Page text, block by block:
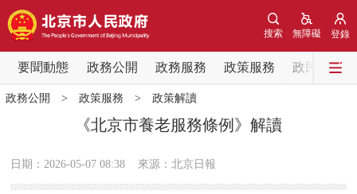
登錄
無障礙
搜索
要聞動態 政務公開 政務服務 政策服務 政民互動
要聞動態
黨中央精神 國務院資訊
政務公開 > 政策服務 > 政策解讀
《北京市養老服務條例》解讀
日期：2026-05-07 08:38 來源：北京日報